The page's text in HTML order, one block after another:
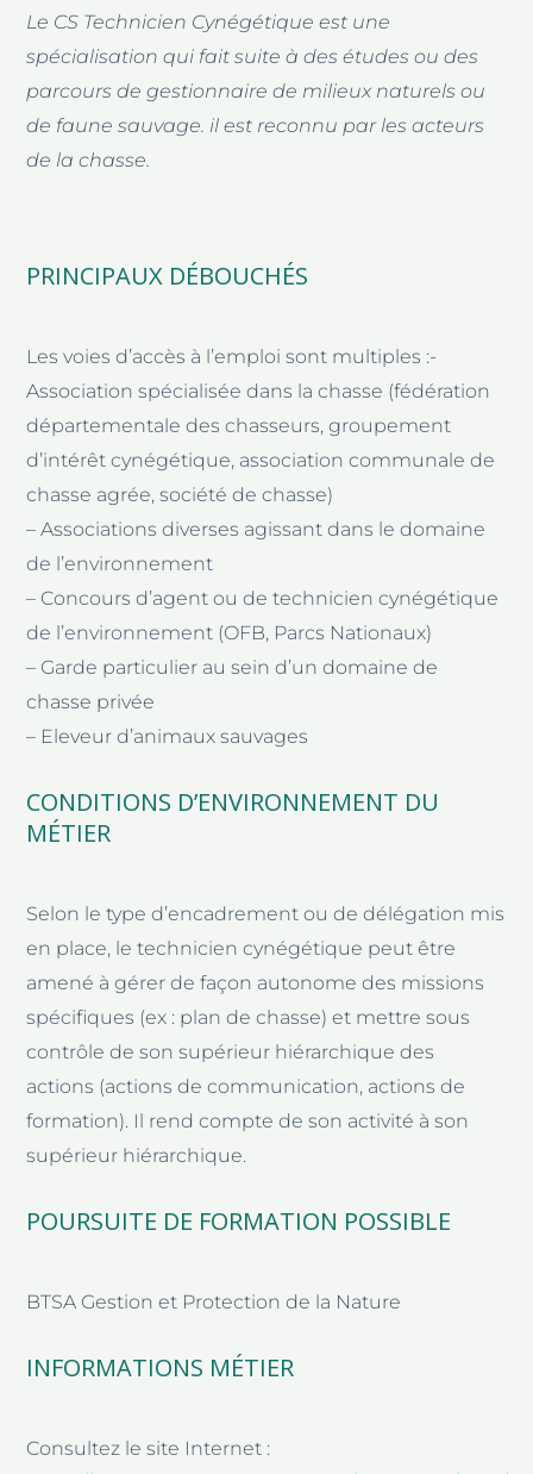
Le CS Technicien Cynégétique est une
spécialisation qui fait suite à des études ou des
parcours de gestionnaire de milieux naturels ou
de faune sauvage. il est reconnu par les acteurs
de la chasse.
PRINCIPAUX DÉBOUCHÉS
Les voies d’accès à l’emploi sont multiples :-
Association spécialisée dans la chasse (fédération
départementale des chasseurs, groupement
d’intérêt cynégétique, association communale de
chasse agrée, société de chasse)
– Associations diverses agissant dans le domaine
de l’environnement
– Concours d’agent ou de technicien cynégétique
de l’environnement (OFB, Parcs Nationaux)
– Garde particulier au sein d’un domaine de
chasse privée
– Eleveur d’animaux sauvages
CONDITIONS D’ENVIRONNEMENT DU
MÉTIER
Selon le type d’encadrement ou de délégation mis
en place, le technicien cynégétique peut être
amené à gérer de façon autonome des missions
spécifiques (ex : plan de chasse) et mettre sous
contrôle de son supérieur hiérarchique des
actions (actions de communication, actions de
formation). Il rend compte de son activité à son
supérieur hiérarchique.
POURSUITE DE FORMATION POSSIBLE
BTSA Gestion et Protection de la Nature
INFORMATIONS MÉTIER
Consultez le site Internet :